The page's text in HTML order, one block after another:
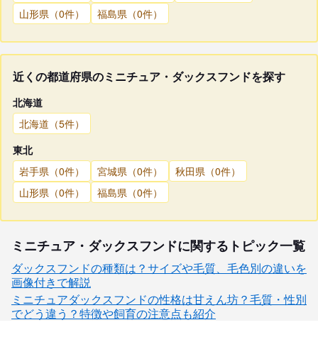
山形県（0件）
福島県（0件）
近くの都道府県のミニチュア・ダックスフンドを探す
北海道
北海道（5件）
東北
岩手県（0件）
宮城県（0件）
秋田県（0件）
山形県（0件）
福島県（0件）
ミニチュア・ダックスフンドに関するトピック一覧
ダックスフンドの種類は？サイズや毛質、毛色別の違いを
画像付きで解説
ミニチュアダックスフンドの性格は甘えん坊？毛質・性別
でどう違う？特徴や飼育の注意点も紹介